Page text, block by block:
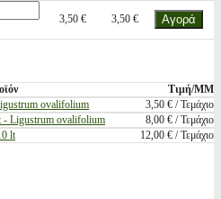
3,50 € 3,50 €
Τιμή/ΜΜ
ovalifolium
3,50 € / Τεμάχιο
- Ligustrum ovalifolium
8,00 € / Τεμάχιο
lt 12,00 € / Τεμάχιο